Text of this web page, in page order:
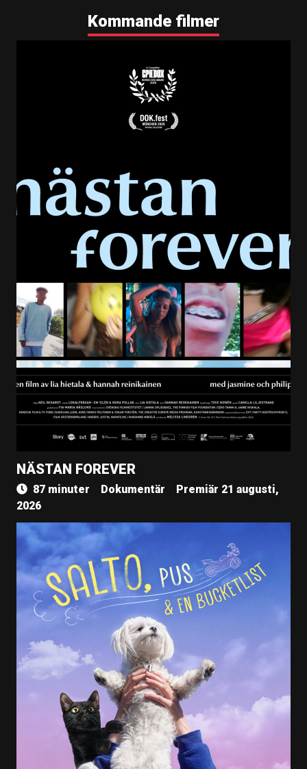
Kommande filmer
NÄSTAN FOREVER
87 minuter Dokumentär
Premiär 21 augusti,
2026